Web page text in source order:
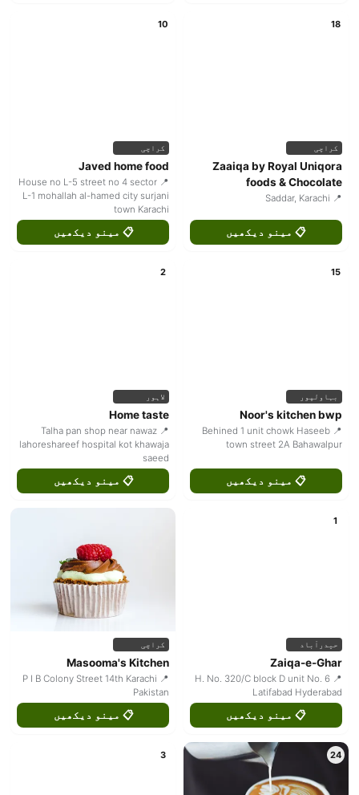
18
کراچی
Zaaiqa by Royal Uniqora
foods & Chocolate
📍 Saddar, Karachi
📋 مینو دیکھیں
10
کراچی
Javed home food
📍 House no L-5 street no 4 sector
L-1 mohallah al-hamed city surjani
town Karachi
📋 مینو دیکھیں
15
بہاولپور
Noor's kitchen bwp
📍 Behined 1 unit chowk Haseeb
town street 2A Bahawalpur
📋 مینو دیکھیں
2
لاہور
Home taste
📍 Talha pan shop near nawaz
lahoreshareef hospital kot khawaja
saeed
📋 مینو دیکھیں
1
حیدرآباد
Zaiqa-e-Ghar
📍 H. No. 320/C block D unit No. 6
Latifabad Hyderabad
📋 مینو دیکھیں
کراچی
Masooma's Kitchen
📍 P I B Colony Street 14th Karachi
Pakistan
📋 مینو دیکھیں
24
3